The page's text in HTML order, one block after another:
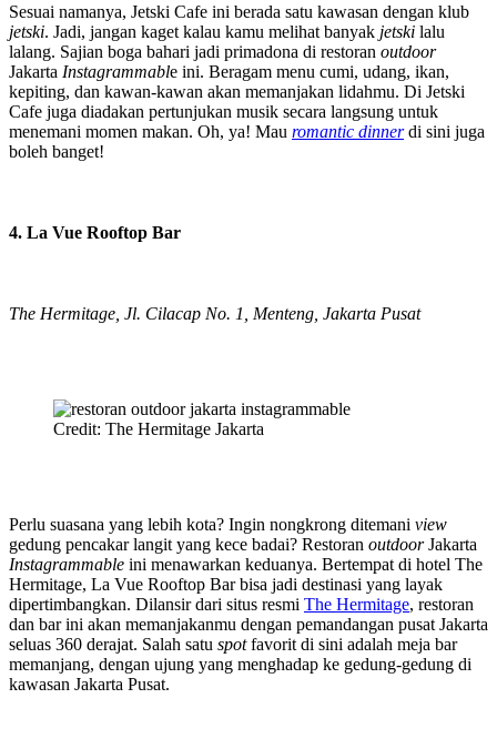
Sesuai namanya, Jetski Cafe ini berada satu kawasan dengan klub
jetski. Jadi, jangan kaget kalau kamu melihat banyak jetski lalu
lalang. Sajian boga bahari jadi primadona di restoran outdoor
Jakarta Instagrammable ini. Beragam menu cumi, udang, ikan,
kepiting, dan kawan-kawan akan memanjakan lidahmu. Di Jetski
Cafe juga diadakan pertunjukan musik secara langsung untuk
menemani momen makan. Oh, ya! Mau romantic dinnerdi sini juga
boleh banget!
4. La Vue Rooftop Bar
The Hermitage, Jl. Cilacap No. 1, Menteng, Jakarta Pusat
Credit: The Hermitage Jakarta
Perlu suasana yang lebih kota? Ingin nongkrong ditemani view
gedung pencakar langit yang kece badai? Restoran outdoorJakarta
Instagrammable ini menawarkan keduanya. Bertempat di hotel The
Hermitage, La Vue Rooftop Bar bisa jadi destinasi yang layak
dipertimbangkan. Dilansir dari situs resmi The Hermitage, restoran
dan bar ini akan memanjakanmu dengan pemandangan pusat Jakarta
seluas 360 derajat. Salah satu spotfavorit di sini adalah meja bar
memanjang, dengan ujung yang menghadap ke gedung-gedung di
kawasan Jakarta Pusat.